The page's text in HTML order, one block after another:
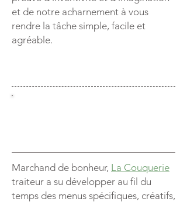
et de notre acharnement à vous
rendre la tâche simple, facile et
agréable.
Marchand de bonheur, La Couquerie
traiteur a su développer au fil du
temps des menus spécifiques, créatifs,